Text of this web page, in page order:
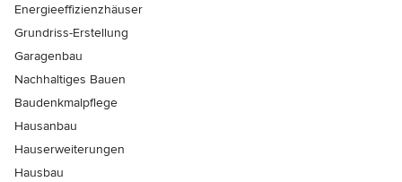
Energieeffizienzhäuser
Grundriss-Erstellung
Garagenbau
Nachhaltiges Bauen
Baudenkmalpflege
Hausanbau
Hauserweiterungen
Hausbau